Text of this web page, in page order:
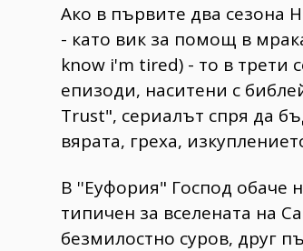
Ако в първите два сезона
- като вик за помощ в
know i'm tired) - то в трети
епизоди, наситени с
Trust", сериалът спря да
вярата, греха,
​В ''Еуфория" Господ обачe
типичен за вселената на
безмилостно суров, друг